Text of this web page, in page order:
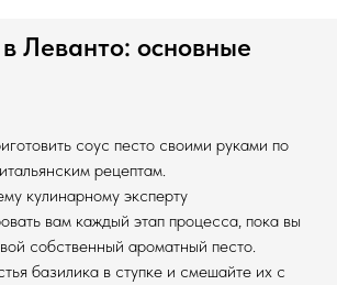
Леванто: основные
соус песто своими руками по
рецептам.
кулинарному эксперту
вам каждый этап процесса, пока вы
собственный ароматный песто.
базилика в ступке и смешайте их с